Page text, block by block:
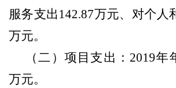
服务支出142.87万元、对个人
万元。
（二）项目支出： 2019年
万元。